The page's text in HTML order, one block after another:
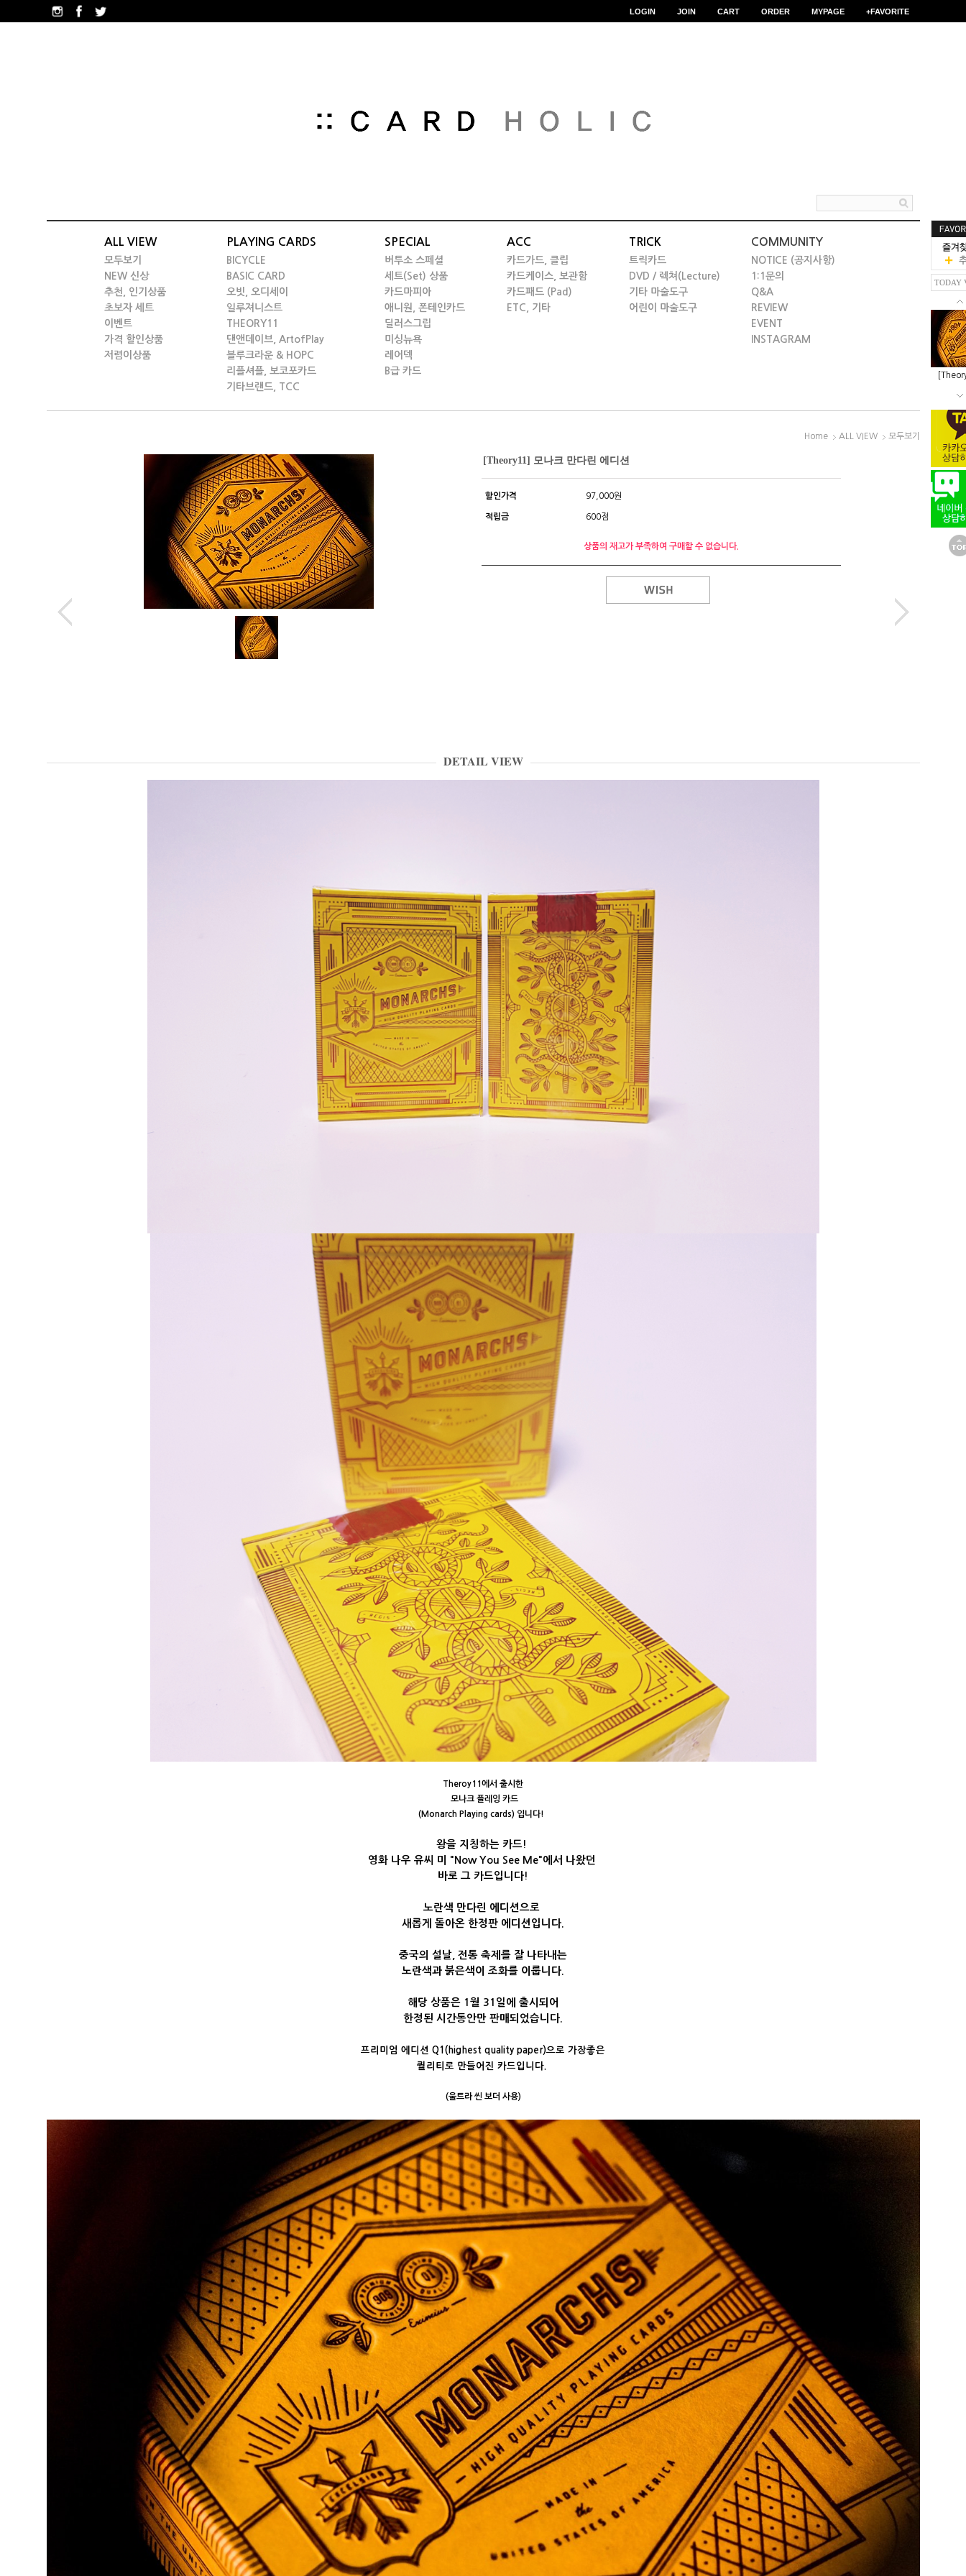
LOGIN JOIN CART ORDER MYPAGE +FAVORITE
ALL VIEW
모두보기
NEW 신상
추천, 인기상품
초보자 세트
이벤트
가격 할인상품
저렴이상품
PLAYING CARDS
BICYCLE
BASIC CARD
오빗, 오디세이
일루져니스트
THEORY11
댄앤데이브, ArtofPlay
블루크라운 & HOPC
리플셔플, 보코포카드
기타브랜드, TCC
SPECIAL
버투소 스페셜
세트(Set) 상품
카드마피아
애니원, 폰테인카드
딜러스그립
미싱뉴욕
레어덱
B급 카드
ACC
카드가드, 클립
카드케이스, 보관함
카드패드 (Pad)
ETC, 기타
TRICK
트릭카드
DVD / 렉쳐(Lecture)
기타 마술도구
어린이 마술도구
COMMUNITY
NOTICE (공지사항)
1:1문의
Q&A
REVIEW
EVENT
INSTAGRAM
TODAY
Home ALL VIEW 모두보기
[Theory11] 모나크 만다린 에디션
할인가격 97,000원
적립금 600점
상품의 재고가 부족하여 구매할 수 없습니다.
DETAIL VIEW
Theroy11에서 출시한
모나크 플레잉 카드
(Monarch Playing cards) 입니다!
왕을 지칭하는 카드!
영화 나우 유씨 미 "Now You See Me"에서 나왔던
바로 그 카드입니다!
노란색 만다린 에디션으로
새롭게 돌아온 한정판 에디션입니다.
중국의 설날, 전통 축제를 잘 나타내는
노란색과 붉은색이 조화를 이룹니다.
해당 상품은 1월 31일에 출시되어
한정된 시간동안만 판매되었습니다.
프리미엄 에디션 Q1(highest quality paper)으로 가장좋은
퀄리티로 만들어진 카드입니다.
(울트라 씬 보더 사용)